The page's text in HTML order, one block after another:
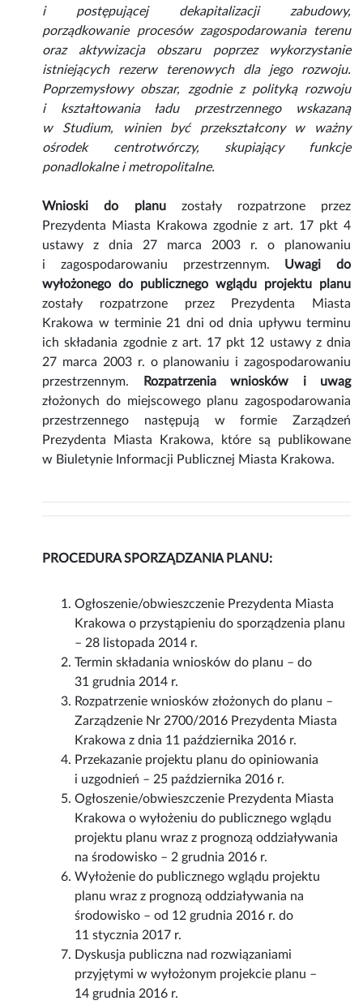
i postępującej dekapitalizacji zabudowy,
porządkowanie procesów zagospodarowania terenu
oraz aktywizacja obszaru poprzez wykorzystanie
istniejących rezerw terenowych dla jego rozwoju.
Poprzemysłowy obszar, zgodnie z polityką rozwoju
i kształtowania ładu przestrzennego wskazaną
w Studium, winien być przekształcony w ważny
ośrodek centrotwórczy, skupiający funkcje
ponadlokalne i metropolitalne.
Wnioski do planuzostały rozpatrzone przez
Prezydenta Miasta Krakowa zgodnie z art. 17 pkt 4
ustawy z dnia 27 marca 2003 r. o planowaniu
i zagospodarowaniu przestrzennym. Uwagi do
wyłożonego do publicznego wglądu projektu planu
zostały rozpatrzone przez Prezydenta Miasta
Krakowa w terminie 21 dni od dnia upływu terminu
ich składania zgodnie z art. 17 pkt 12 ustawy z dnia
27 marca 2003 r. o planowaniu i zagospodarowaniu
przestrzennym.
Rozpatrzenia wniosków i uwag
złożonych do miejscowego planu zagospodarowania
przestrzennego następują w formie Zarządzeń
Prezydenta Miasta Krakowa, które są publikowane
w Biuletynie Informacji Publicznej Miasta Krakowa.
PROCEDURA SPORZĄDZANIA PLANU:
Ogłoszenie/obwieszczenie Prezydenta Miasta
Krakowa o przystąpieniu do sporządzenia planu
– 28 listopada 2014 r.
Termin składania wniosków do planu – do
31 grudnia 2014 r.
Rozpatrzenie wniosków złożonych do planu –
Zarządzenie Nr 2700/2016 Prezydenta Miasta
Krakowa z dnia 11 października 2016 r.
Przekazanie projektu planu do opiniowania
i uzgodnień – 25 października 2016 r.
Ogłoszenie/obwieszczenie Prezydenta Miasta
Krakowa o wyłożeniu do publicznego wglądu
projektu planu wraz z prognozą oddziaływania
na środowisko – 2 grudnia 2016 r.
Wyłożenie do publicznego wglądu projektu
planu wraz z prognozą oddziaływania na
środowisko – od 12 grudnia 2016 r. do
11 stycznia 2017 r.
Dyskusja publiczna nad rozwiązaniami
przyjętymi w wyłożonym projekcie planu –
14 grudnia 2016 r.